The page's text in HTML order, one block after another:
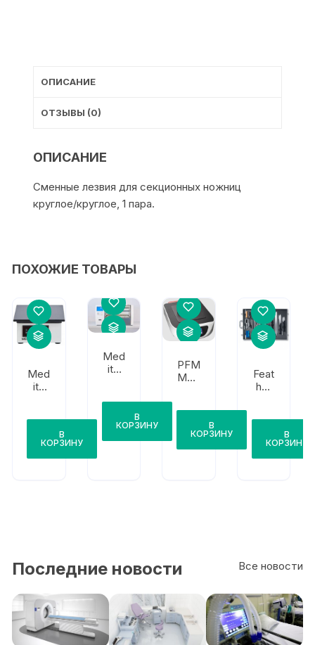
ОПИСАНИЕ
ОТЗЫВЫ (0)
ОПИСАНИЕ
Сменные лезвия для секционных ножниц
круглое/круглое, 1 пара.
ПОХОЖИЕ ТОВАРЫ
Med
ite
В
КОРЗИНУ
Med
ite
В
КОРЗИНУ
PFM
Med
erba
th
1000
В
КОРЗИНУ
Feat
her
инст
рум
ент
ов
В
КОРЗИНУ
Все новости
Последние новости